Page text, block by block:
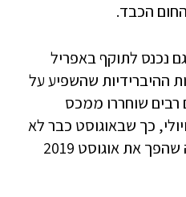
הכבד.
נכנס לתוקף באפריל
ההיברידיות שהשפיע על
רבים שוחררו ממכס
כך שבאוגוסט כבר לא
נותרו מכוניות למסירה, מה שהפך את אוגוסט 2019